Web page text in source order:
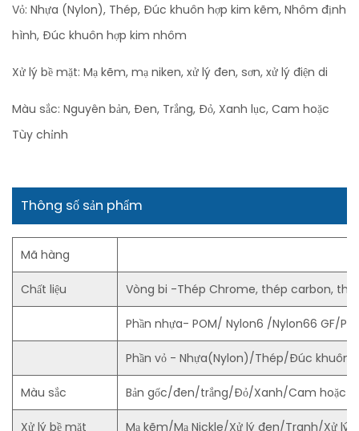
Vỏ: Nhựa (Nylon), Thép, Đúc khuôn hợp kim kẽm, Nhôm định
hình, Đúc khuôn hợp kim nhôm
Xử lý bề mặt: Mạ kẽm, mạ niken, xử lý đen, sơn, xử lý điện di
Màu sắc: Nguyên bản, Đen, Trắng, Đỏ, Xanh lục, Cam hoặc
Tùy chỉnh
Thông số sản phẩm
Mã hàng
Chất liệu Vòng bi -Thép Chrome, thép carbon,
Phần nhựa- POM/ Nylon6 /Nylon66 GF/
Phần vỏ - Nhựa(Nylon)/Thép/Đúc khuôn
Màu sắc Bản gốc/đen/trắng/Đỏ/Xanh/Cam hoặc
Xử lý bề mặt Mạ kẽm/Mạ Nickle/Xử lý đen/Tranh/Xử lý